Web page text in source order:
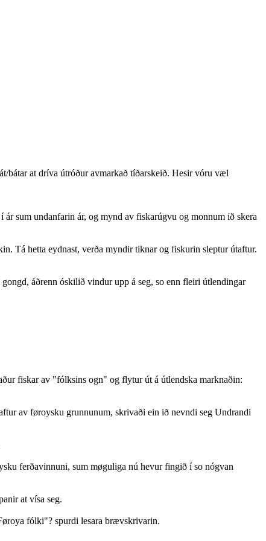
bátar at dríva útróður avmarkað tíðarskeið. Hesir vóru væl
sum undanfarin ár, og mynd av fiskarúgvu og monnum ið skera
Tá hetta eydnast, verða myndir tiknar og fiskurin sleptur útaftur.
áðrenn óskilið vindur upp á seg, so enn fleiri útlendingar
fiskar av "fólksins ogn" og flytur út á útlendska marknaðin:
av føroysku grunnunum, skrivaði ein ið nevndi seg Undrandi
ferðavinnuni, sum møguliga nú hevur fingið í so nógvan
at vísa seg.
fólki"? spurdi lesara brævskrivarin.